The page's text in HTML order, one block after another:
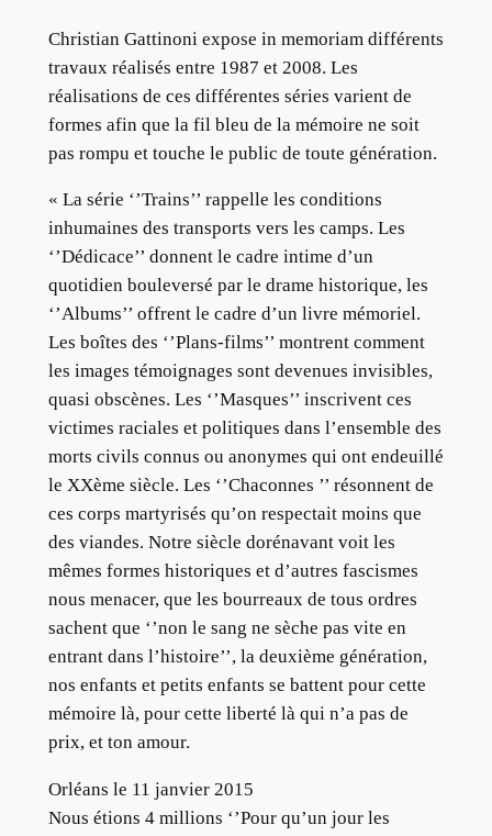
Christian Gattinoni expose in memoriam différents
travaux réalisés entre 1987 et 2008. Les
réalisations de ces différentes séries varient de
formes afin que la fil bleu de la mémoire ne soit
pas rompu et touche le public de toute génération.
« La série ‘’Trains’’ rappelle les conditions
inhumaines des transports vers les camps. Les
‘’Dédicace’’ donnent le cadre intime d’un
quotidien bouleversé par le drame historique, les
‘’Albums’’ offrent le cadre d’un livre mémoriel.
Les boîtes des ‘’Plans-films’’ montrent comment
les images témoignages sont devenues invisibles,
quasi obscènes. Les ‘’Masques’’ inscrivent ces
victimes raciales et politiques dans l’ensemble des
morts civils connus ou anonymes qui ont endeuillé
le XXème siècle. Les ‘’Chaconnes ’’ résonnent de
ces corps martyrisés qu’on respectait moins que
des viandes. Notre siècle dorénavant voit les
mêmes formes historiques et d’autres fascismes
nous menacer, que les bourreaux de tous ordres
sachent que ‘’non le sang ne sèche pas vite en
entrant dans l’histoire’’, la deuxième génération,
nos enfants et petits enfants se battent pour cette
mémoire là, pour cette liberté là qui n’a pas de
prix, et ton amour.
Orléans le 11 janvier 2015
Nous étions 4 millions ‘’Pour qu’un jour les